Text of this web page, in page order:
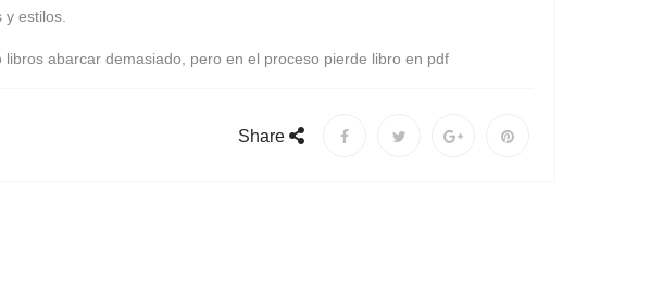
estilos.
abarcar demasiado, pero en el proceso pierde libro en pdf
Share